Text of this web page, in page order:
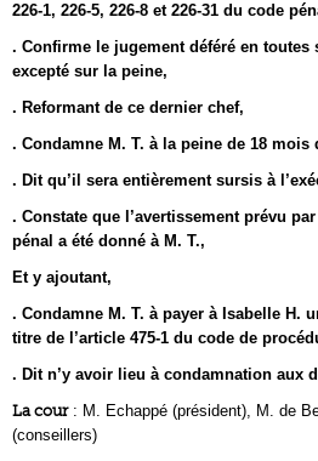
226-1, 226-5, 226-8 et 226-31 du code
. Confirme le jugement déféré en
excepté sur la peine,
. Reformant de ce dernier chef,
. Condamne M. T. à la peine de 18 mois
. Dit qu’il sera entièrement sursis à
. Constate que l’avertissement prévu
pénal a été donné à M. T.,
Et y ajoutant,
. Condamne M. T. à payer à Isabelle H.
titre de l’article 475-1 du code de
. Dit n’y avoir lieu à condamnation aux
La cour: M. Echappé (président), M. de
(conseillers)